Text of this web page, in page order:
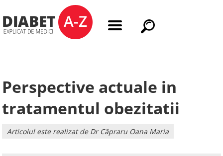
Perspective actuale in
tratamentul obezitatii
Articolul este realizat de Dr Căpraru Oana Maria